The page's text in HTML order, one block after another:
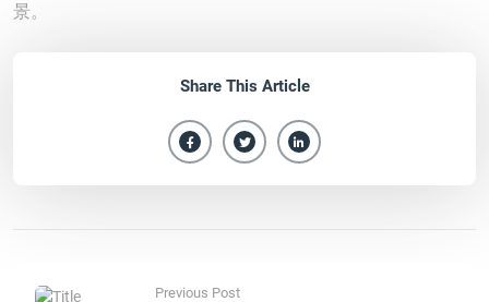
景。
Share This Article
Previous Post